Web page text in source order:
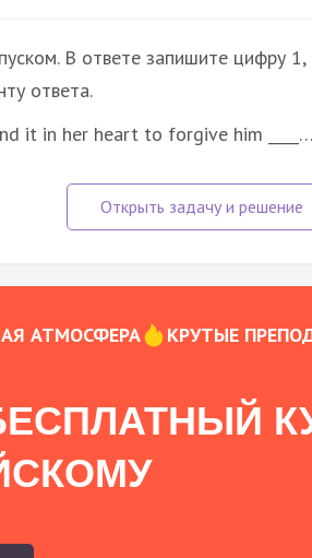
В ответе запишите цифру
ответа.
it in her heart to forgive him ____…
АТМОСФЕРА КРУТЫЕ